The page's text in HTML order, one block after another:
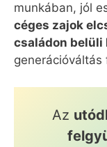
munkában, jól
céges zajok
családon
Az